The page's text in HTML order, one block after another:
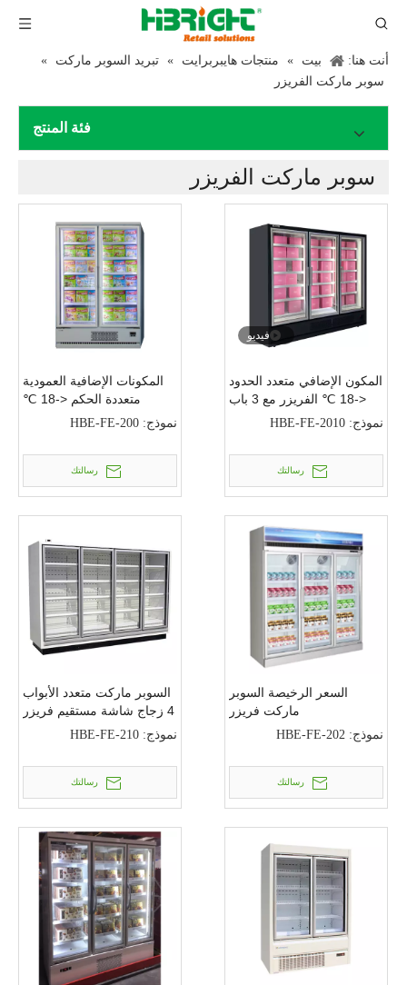
أنت هنا: بيت » منتجات هايبربرايت » تبريد السوبر ماركت
»
سوبر ماركت الفريزر
فئة المنتج
سوبر ماركت الفريزر
المكونات الإضافية العمودية
متعددة الحكم <-18 ℃
الفريزر مع باب زجاجي نموذج: HBE-FE-200
رسالتك
فيديو
المكون الإضافي متعدد الحدود
<-18 ℃ الفريزر مع 3 باب
نموذج: HBE-FE-2010
رسالتك
السوبر ماركت متعدد الأبواب
4 زجاج شاشة مستقيم فريزر
نموذج: HBE-FE-210
رسالتك
السعر الرخيصة السوبر
ماركت فريزر
نموذج: HBE-FE-202
رسالتك